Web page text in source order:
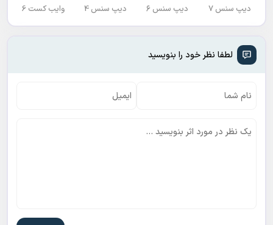
ديپ سنس ۷ ديپ سنس ٦ ديپ سنس 4 وایب کست 6
لطفا نظر خود را بنویسید